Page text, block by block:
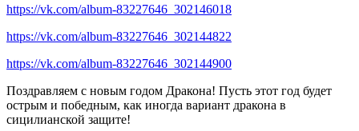
https://vk.com/album-83227646_302146018
https://vk.com/album-83227646_302144822
https://vk.com/album-83227646_302144900
Поздравляем с новым годом Дракона! Пусть этот год будет
острым и победным, как иногда вариант дракона в
сицилианской защите!